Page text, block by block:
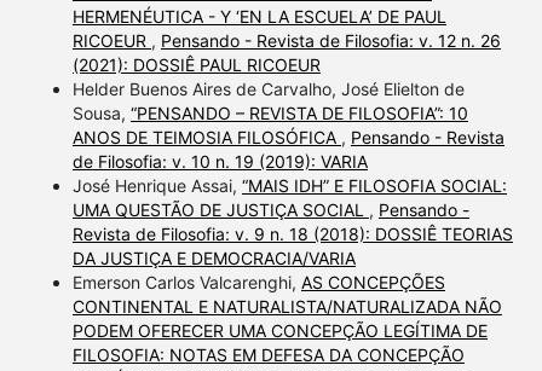
HERMENÉUTICA - Y ‘EN LA ESCUELA’ DE PAUL
RICOEUR , Pensando - Revista de Filosofia: v. 12 n. 26
(2021): DOSSIÊ PAUL RICOEUR
Helder Buenos Aires de Carvalho, José Elielton de
Sousa, “PENSANDO – REVISTA DE FILOSOFIA”: 10
ANOS DE TEIMOSIA FILOSÓFICA , Pensando - Revista
de Filosofia: v. 10 n. 19 (2019): VARIA
José Henrique Assai, “MAIS IDH” E FILOSOFIA SOCIAL:
UMA QUESTÃO DE JUSTIÇA SOCIAL , Pensando -
Revista de Filosofia: v. 9 n. 18 (2018): DOSSIÊ TEORIAS
DA JUSTIÇA E DEMOCRACIA/VARIA
Emerson Carlos Valcarenghi, AS CONCEPÇÕES
CONTINENTAL E NATURALISTA/NATURALIZADA NÃO
PODEM OFERECER UMA CONCEPÇÃO LEGÍTIMA DE
FILOSOFIA: NOTAS EM DEFESA DA CONCEPÇÃO